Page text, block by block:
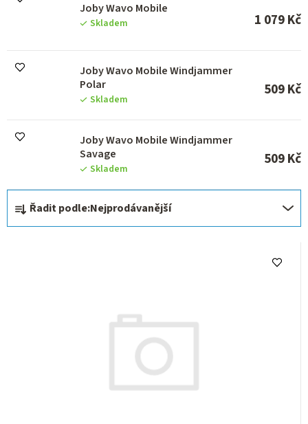
Joby Wavo Mobile
Skladem 1 079 Kč
Joby Wavo Mobile Windjammer
Polar
Skladem
509 Kč
Joby Wavo Mobile Windjammer
Savage
Skladem
509 Kč
Ř
a
Řadit podle:Nejprodávanější